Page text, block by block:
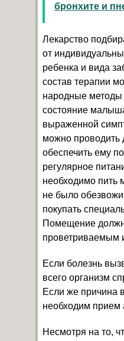
бронхите и
Лекарство
от
ребенка и вида
состав терапии
народные методы
состояние
выраженной
можно
обеспечить ему
регулярное
необходимо пить
не было
покупать
Помещение
проветриваемым
Если болезнь
всего организм
Если же причина
необходим прием
Несмотря на то,